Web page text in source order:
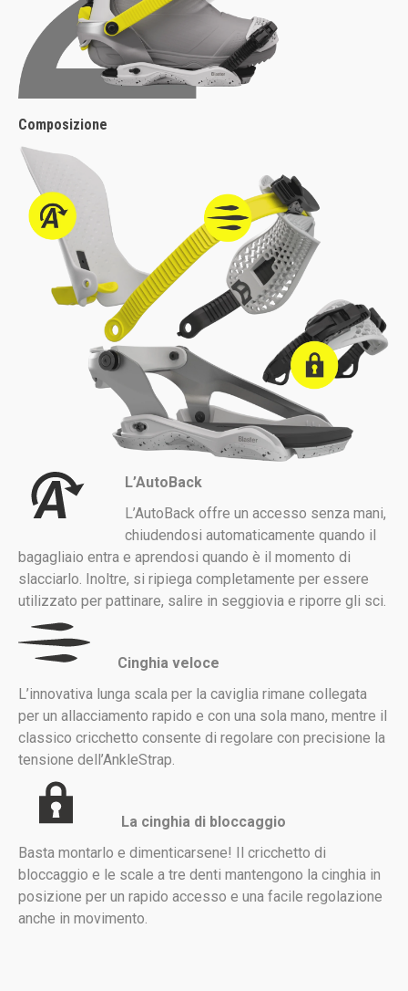
Composizione
L’AutoBack
L’AutoBack offre un accesso senza mani,
chiudendosi automaticamente quando il
bagagliaio entra e aprendosi quando è il momento di
slacciarlo. Inoltre, si ripiega completamente per essere
utilizzato per pattinare, salire in seggiovia e riporre gli sci.
Cinghia veloce
L’innovativa lunga scala per la caviglia rimane collegata
per un allacciamento rapido e con una sola mano, mentre il
classico cricchetto consente di regolare con precisione la
tensione dell’AnkleStrap.
La cinghia di bloccaggio
Basta montarlo e dimenticarsene! Il cricchetto di
bloccaggio e le scale a tre denti mantengono la cinghia in
posizione per un rapido accesso e una facile regolazione
anche in movimento.